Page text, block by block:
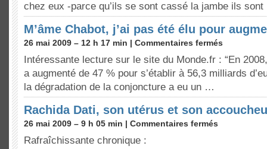
chez eux -parce qu’ils se sont cassé la jambe ils
M’âme Chabot, j’ai pas été élu pour
26 mai 2009 – 12 h 17 min | Commentaires fermés
Intéressante lecture sur le site du Monde.fr : “En
a augmenté de 47 % pour s’établir à 56,3 milliards
la dégradation de la conjoncture a eu un …
Rachida Dati, son utérus et son
26 mai 2009 – 9 h 05 min | Commentaires fermés
Rafraîchissante chronique :